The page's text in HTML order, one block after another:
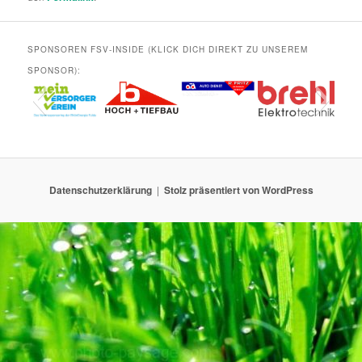
SPONSOREN FSV-INSIDE (KLICK DICH DIREKT ZU UNSEREM
SPONSOR):
Datenschutzerklärung Stolz präsentiert von WordPress